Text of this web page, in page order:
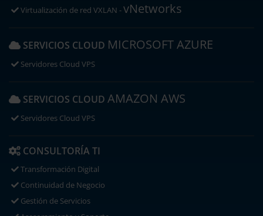
Virtualización de red VXLAN -vNetworks
SERVICIOS CLOUD MICROSOFT AZURE
Servidores Cloud VPS
SERVICIOS CLOUD AMAZON AWS
Servidores Cloud VPS
CONSULTORÍA TI
Transformación Digital
Continuidad de Negocio
Gestión de Servicios